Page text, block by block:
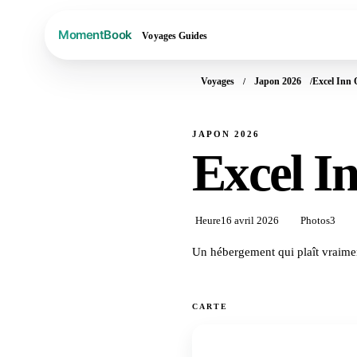
Voyages Guides
Voyages Japon 2026 Excel Inn
JAPON 2026
Excel
Heure16 avril 2026 Photos3
Un hébergement qui plaît
CARTE